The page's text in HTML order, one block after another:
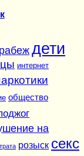
дети
интернет
общество
на
розыск секс